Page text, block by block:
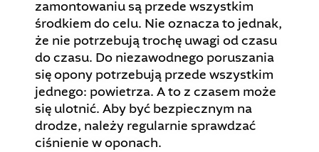
zamontowaniu są przede wszystkim
środkiem do celu. Nie oznacza to jednak,
że nie potrzebują trochę uwagi od czasu
do czasu. Do niezawodnego poruszania
się opony potrzebują przede wszystkim
jednego: powietrza. A to z czasem może
się ulotnić. Aby być bezpiecznym na
drodze, należy regularnie sprawdzać
ciśnienie w oponach.